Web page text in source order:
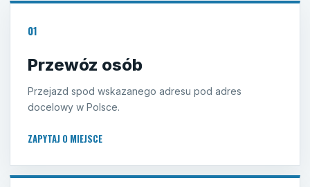
01
Przewóz osób
Przejazd spod wskazanego adresu pod adres
docelowy w Polsce.
ZAPYTAJ O MIEJSCE